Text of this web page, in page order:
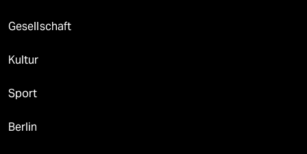
Gesellschaft
Kultur
Sport
Berlin